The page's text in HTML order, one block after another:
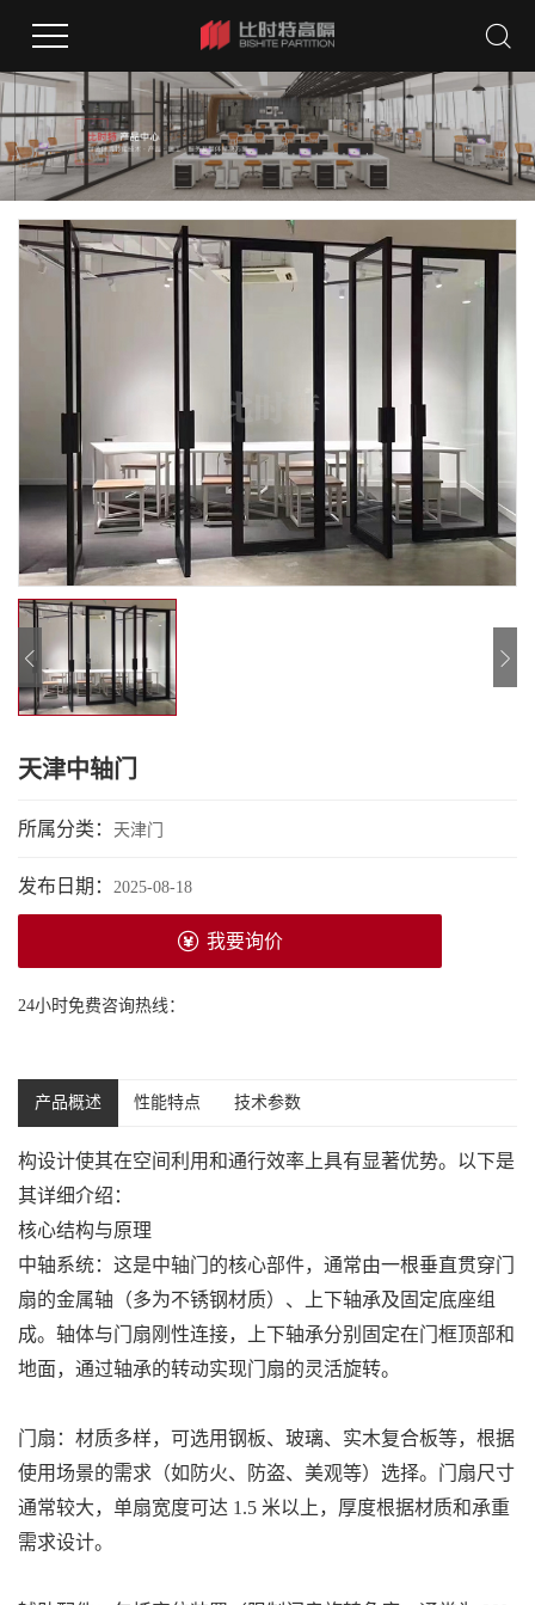
天津中轴门
所属分类： 天津门
发布日期： 2025-08-18
我要询价
24小时免费咨询热线：
产品概述 性能特点 技术参数
构设计使其在空间利用和通行效率上具有显著优势。以下是
其详细介绍：
核心结构与原理
中轴系统：这是中轴门的核心部件，通常由一根垂直贯穿门
扇的金属轴（多为不锈钢材质）、上下轴承及固定底座组
成。轴体与门扇刚性连接，上下轴承分别固定在门框顶部和
地面，通过轴承的转动实现门扇的灵活旋转。
门扇：材质多样，可选用钢板、玻璃、实木复合板等，根据
使用场景的需求（如防火、防盗、美观等）选择。门扇尺寸
通常较大，单扇宽度可达 1.5 米以上，厚度根据材质和承重
需求设计。